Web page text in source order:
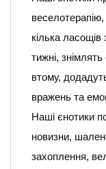
веселотерапію,
кілька ласощів
тижні, знімлять
втому,
вражень та
Наші єнотики
новизни,
захоплення,